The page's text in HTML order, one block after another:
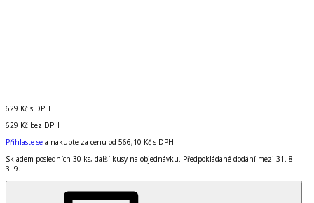
629 Kč s DPH
629 Kč bez DPH
Přihlaste se a nakupte za cenu od 566,10 Kč s DPH
Skladem posledních 30 ks, další kusy na objednávku. Předpokládané dodání mezi 31. 8. –
3. 9.